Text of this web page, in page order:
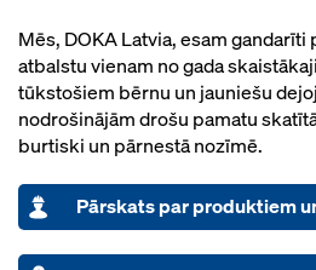
Mēs, DOKA Latvia, esam
atbalstu vienam no gada
tūkstošiem bērnu un jauniešu
nodrošinājām drošu pamatu
burtiski un pārnestā nozīmē.
Pārskats par produktiem